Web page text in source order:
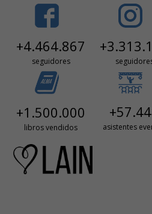
+4.464.867
seguidores
+1.500.000
libros vendidos asistentes